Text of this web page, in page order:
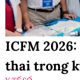
ICFM
thai trong